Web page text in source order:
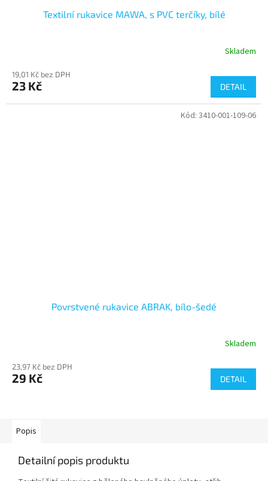
Textilní rukavice MAWA, s PVC terčíky, bílé
Skladem
19,01 Kč bez DPH
23 Kč DETAIL
Povrstvené rukavice ABRAK, bílo-šedé
Skladem
23,97 Kč bez DPH
29 Kč DETAIL
Kód: 3410-001-109-06
Popis
Detailní popis produktu